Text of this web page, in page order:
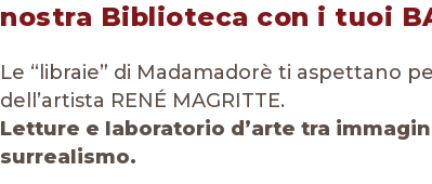
nostra Biblioteca con i tuoi
Le “libraie” di Madamadorè ti aspettano
dell’artista RENÉ MAGRITTE.
Letture e laboratorio d’arte tra
surrealismo.